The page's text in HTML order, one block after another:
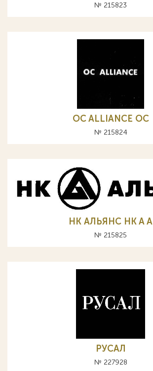
№ 215823
OC ALLIANCE ОС
№ 215824
НК АЛЬЯНС HK A А
№ 215825
РУСАЛ
№ 227928